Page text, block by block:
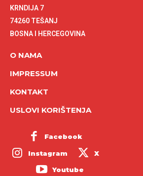
KRNDIJA 7
74260 TEŠANJ
BOSNA I HERCEGOVINA
O NAMA
IMPRESSUM
KONTAKT
USLOVI KORIŠTENJA
Facebook
Instagram X
Youtube